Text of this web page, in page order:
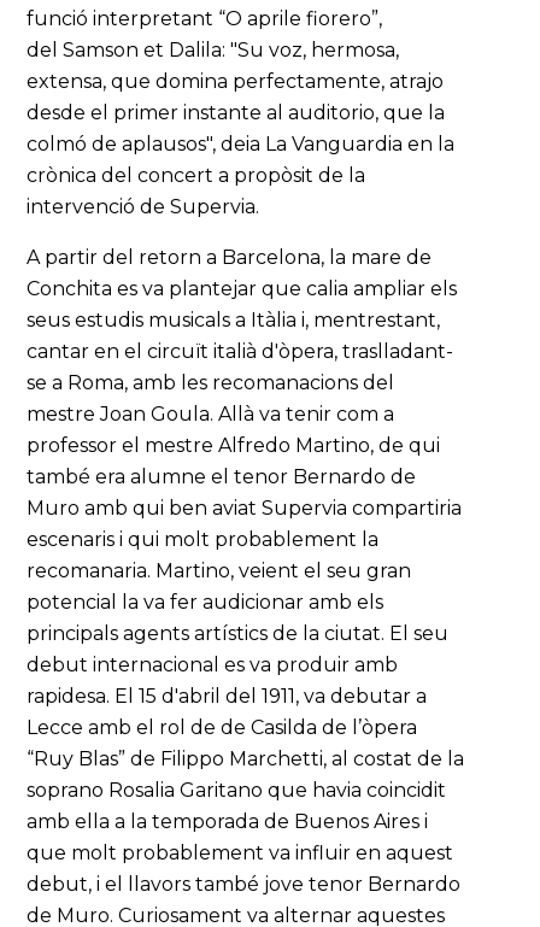
funció interpretant “O aprile fiorero”,
del Samson et Dalila: "Su voz, hermosa,
extensa, que domina perfectamente, atrajo
desde el primer instante al auditorio, que la
colmó de aplausos", deia La Vanguardia en la
crònica del concert a propòsit de la
intervenció de Supervia.
A partir del retorn a Barcelona, la mare de
Conchita es va plantejar que calia ampliar els
seus estudis musicals a Itàlia i, mentrestant,
cantar en el circuït italià d'òpera, traslladant-
se a Roma, amb les recomanacions del
mestre Joan Goula. Allà va tenir com a
professor el mestre Alfredo Martino, de qui
també era alumne el tenor Bernardo de
Muro amb qui ben aviat Supervia compartiria
escenaris i qui molt probablement la
recomanaria. Martino, veient el seu gran
potencial la va fer audicionar amb els
principals agents artístics de la ciutat. El seu
debut internacional es va produir amb
rapidesa. El 15 d'abril del 1911, va debutar a
Lecce amb el rol de de Casilda de l’òpera
“Ruy Blas” de Filippo Marchetti, al costat de la
soprano Rosalia Garitano que havia coincidit
amb ella a la temporada de Buenos Aires i
que molt probablement va influir en aquest
debut, i el llavors també jove tenor Bernardo
de Muro. Curiosament va alternar aquestes